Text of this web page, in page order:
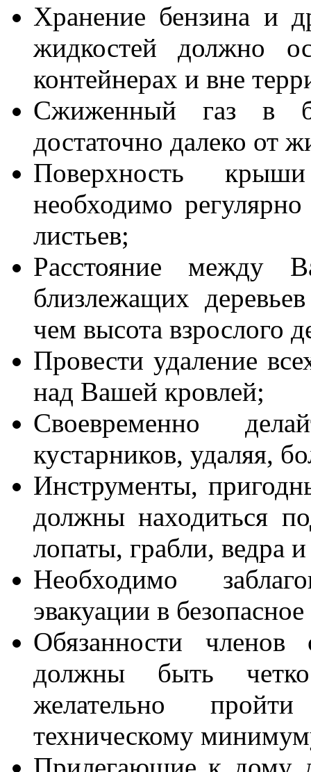
Хранение бензина и
жидкостей должно
контейнерах и вне
Сжиженный газ в
достаточно далеко от
Поверхность
необходимо
листьев;
Расстояние
близлежащих
чем высота взрослого
Провести удаление
над Вашей кровлей;
Своевременно
кустарников, удаляя,
Инструменты,
должны находиться
лопаты, грабли, ведра
Необходимо
эвакуации в
Обязанности членов
должны быть
желательно
техническому